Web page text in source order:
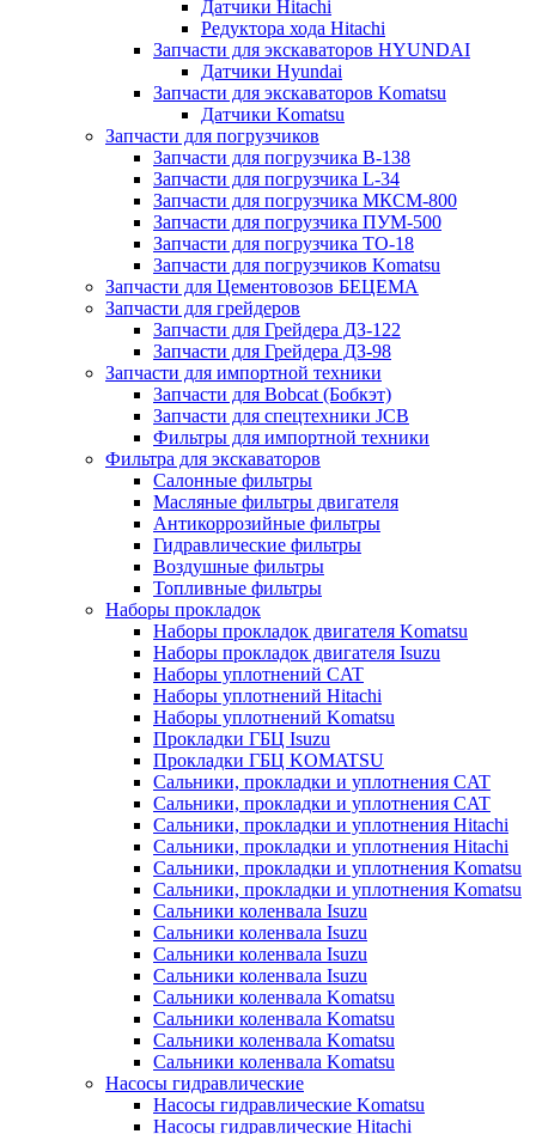
Датчики Hitachi
Редуктора хода Hitachi
Запчасти для экскаваторов HYUNDAI
Датчики Hyundai
Запчасти для экскаваторов Komatsu
Датчики Komatsu
Запчасти для погрузчиков
Запчасти для погрузчика B-138
Запчасти для погрузчика L-34
Запчасти для погрузчика МКСМ-800
Запчасти для погрузчика ПУМ-500
Запчасти для погрузчика ТО-18
Запчасти для погрузчиков Komatsu
Запчасти для Цементовозов БЕЦЕМА
Запчасти для грейдеров
Запчасти для Грейдера ДЗ-122
Запчасти для Грейдера ДЗ-98
Запчасти для импортной техники
Запчасти для Bobcat (Бобкэт)
Запчасти для спецтехники JCB
Фильтры для импортной техники
Фильтра для экскаваторов
Салонные фильтры
Масляные фильтры двигателя
Антикоррозийные фильтры
Гидравлические фильтры
Воздушные фильтры
Топливные фильтры
Наборы прокладок
Наборы прокладок двигателя Komatsu
Наборы прокладок двигателя Isuzu
Наборы уплотнений CAT
Наборы уплотнений Hitachi
Наборы уплотнений Komatsu
Прокладки ГБЦ Isuzu
Прокладки ГБЦ KOMATSU
Сальники, прокладки и уплотнения CAT
Сальники, прокладки и уплотнения CAT
Сальники, прокладки и уплотнения Hitachi
Сальники, прокладки и уплотнения Hitachi
Сальники, прокладки и уплотнения Komatsu
Сальники, прокладки и уплотнения Komatsu
Сальники коленвала Isuzu
Сальники коленвала Isuzu
Сальники коленвала Isuzu
Сальники коленвала Isuzu
Сальники коленвала Komatsu
Сальники коленвала Komatsu
Сальники коленвала Komatsu
Сальники коленвала Komatsu
Насосы гидравлические
Насосы гидравлические Komatsu
Насосы гидравлические Hitachi